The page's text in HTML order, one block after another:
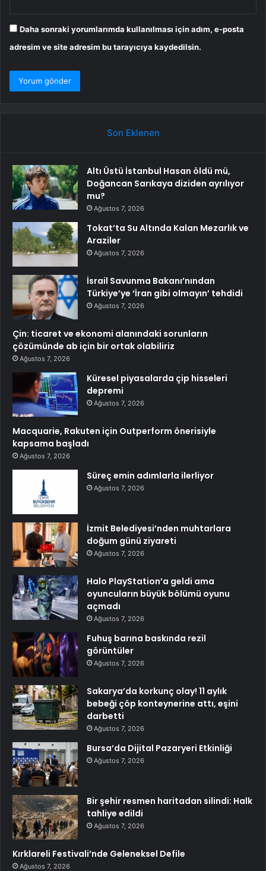
Daha sonraki yorumlarımda kullanılması için adım, e-posta
adresim ve site adresim bu tarayıcıya kaydedilsin.
Son Eklenen
Altı Üstü İstanbul Hasan öldü mü,
Doğancan Sarıkaya diziden ayrılıyor
mu?
Ağustos 7, 2026
Tokat’ta Su Altında Kalan Mezarlık ve
Araziler
Ağustos 7, 2026
İsrail Savunma Bakanı’nından
Türkiye’ye ‘İran gibi olmayın’ tehdidi
Ağustos 7, 2026
Çin: ticaret ve ekonomi alanındaki sorunların
çözümünde ab için bir ortak olabiliriz
Ağustos 7, 2026
Küresel piyasalarda çip hisseleri
depremi
Ağustos 7, 2026
Macquarie, Rakuten için Outperform önerisiyle
kapsama başladı
Ağustos 7, 2026
Süreç emin adımlarla ilerliyor
Ağustos 7, 2026
İzmit Belediyesi’nden muhtarlara
doğum günü ziyareti
Ağustos 7, 2026
Halo PlayStation’a geldi ama
oyuncuların büyük bölümü oyunu
açmadı
Ağustos 7, 2026
Fuhuş barına baskında rezil
görüntüler
Ağustos 7, 2026
Sakarya’da korkunç olay! 11 aylık
bebeği çöp konteynerine attı, eşini
darbetti
Ağustos 7, 2026
Bursa’da Dijital Pazaryeri Etkinliği
Ağustos 7, 2026
Bir şehir resmen haritadan silindi: Halk
tahliye edildi
Ağustos 7, 2026
Kırklareli Festivali’nde Geleneksel Defile
Ağustos 7, 2026